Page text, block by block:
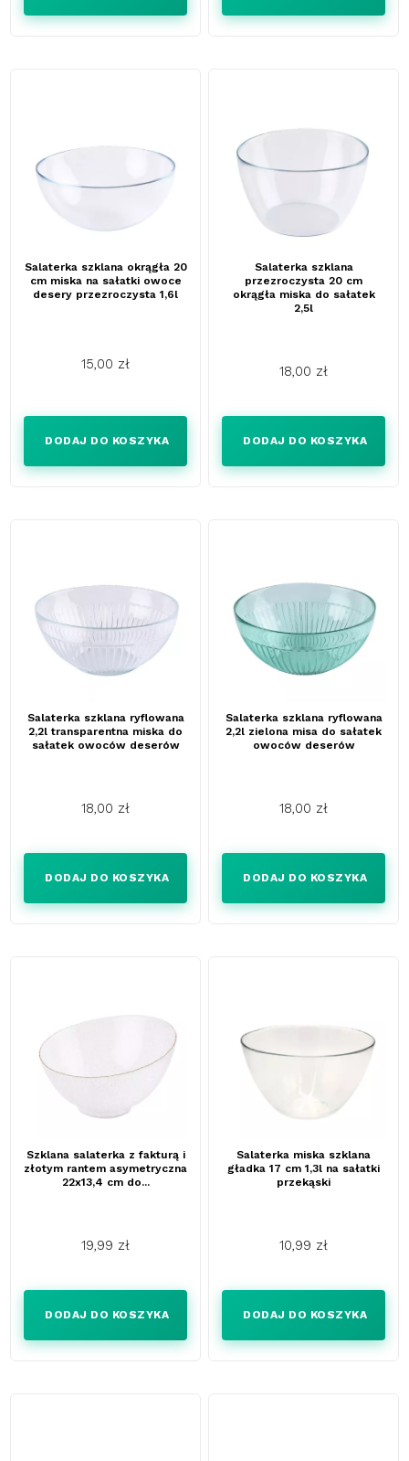
Salaterka szklana okrągła 20
cm miska na sałatki owoce
desery przezroczysta 1,6l
15,00 zł
DODAJ DO KOSZYKA
Salaterka szklana
przezroczysta 20 cm
okrągła miska do sałatek
2,5l
18,00 zł
DODAJ DO KOSZYKA
Salaterka szklana ryflowana
2,2l transparentna miska do
sałatek owoców deserów
18,00 zł
DODAJ DO KOSZYKA
Salaterka szklana ryflowana
2,2l zielona misa do sałatek
owoców deserów
18,00 zł
DODAJ DO KOSZYKA
Szklana salaterka z fakturą i
złotym rantem asymetryczna
22x13,4 cm do...
19,99 zł
DODAJ DO KOSZYKA
Salaterka miska szklana
gładka 17 cm 1,3l na sałatki
przekąski
10,99 zł
DODAJ DO KOSZYKA